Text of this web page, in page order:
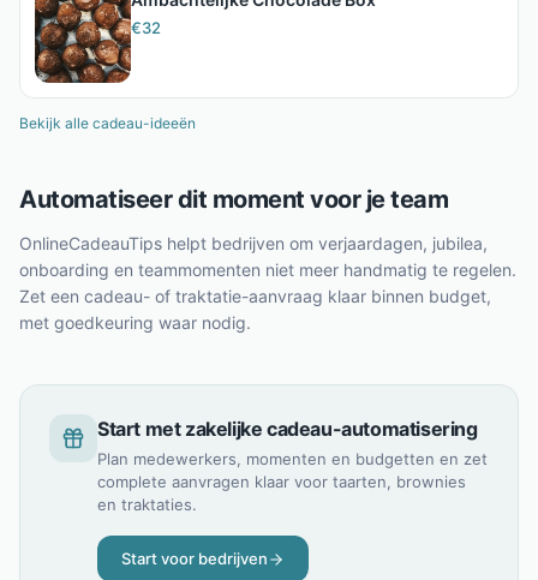
€32
Bekijk alle cadeau-ideeën
Automatiseer dit moment voor je team
OnlineCadeauTips helpt bedrijven om verjaardagen, jubilea,
onboarding en teammomenten niet meer handmatig te regelen.
Zet een cadeau- of traktatie-aanvraag klaar binnen budget,
met goedkeuring waar nodig.
Start met zakelijke cadeau-automatisering
Plan medewerkers, momenten en budgetten en zet
complete aanvragen klaar voor taarten, brownies
en traktaties.
Start voor bedrijven